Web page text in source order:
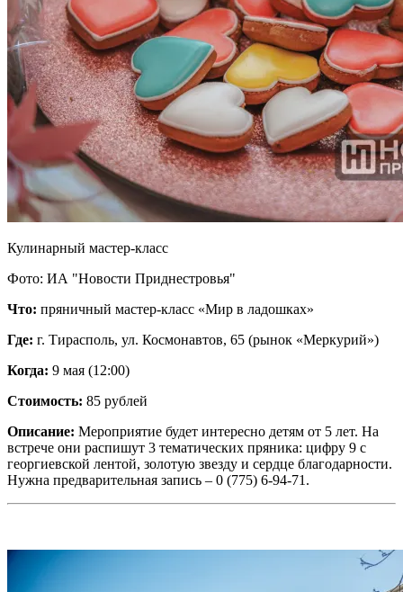
Кулинарный мастер-класс
Фото: ИА "Новости Приднестровья"
Что: пряничный мастер-класс «Мир в ладошках»
Где: г. Тирасполь, ул. Космонавтов, 65 (рынок «Меркурий»)
Когда: 9 мая (12:00)
Стоимость: 85 рублей
Описание: Мероприятие будет интересно детям от 5 лет. На
встрече они распишут 3 тематических пряника: цифру 9 с
георгиевской лентой, золотую звезду и сердце благодарности.
Нужна предварительная запись – 0 (775) 6-94-71.